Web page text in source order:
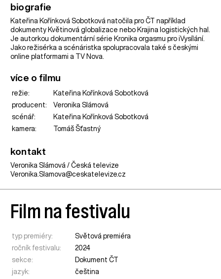
biografie
Kateřina Kořínková Sobotková natočila pro ČT například
dokumenty Květinová globalizace nebo Krajina logistických hal.
Je autorkou dokumentární série Kronika orgasmu pro iVysílání.
Jako režisérka a scénáristka spolupracovala také s českými
online platformami a TV Nova.
více o filmu
režie:
Kateřina Kořínková Sobotková
producent:
Veronika Slámová
scénář:
Kateřina Kořínková Sobotková
kamera:
Tomáš Šťastný
kontakt
Veronika Slámová / Česká televize
Veronika.Slamova@ceskatelevize.cz
Film na festivalu
typ premiéry:
Světová premiéra
ročník festivalu:
2024
sekce:
Dokument ČT
jazyk:
čeština